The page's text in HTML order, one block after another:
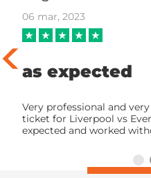
06 mar, 2023
as expected
Very professional and
ticket for Liverpool vs
expected and worked